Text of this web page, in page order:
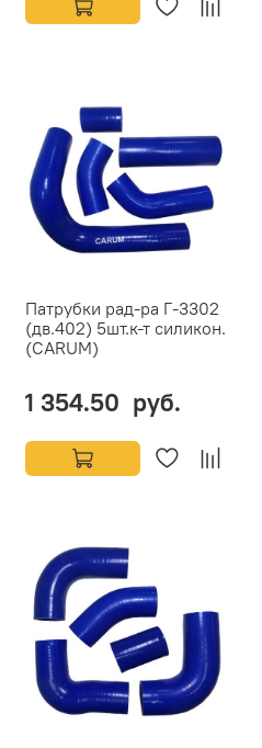
Патрубки рад-ра Г-3302
(дв.402) 5шт.к-т силикон.
(CARUM)
1 354.50 руб.